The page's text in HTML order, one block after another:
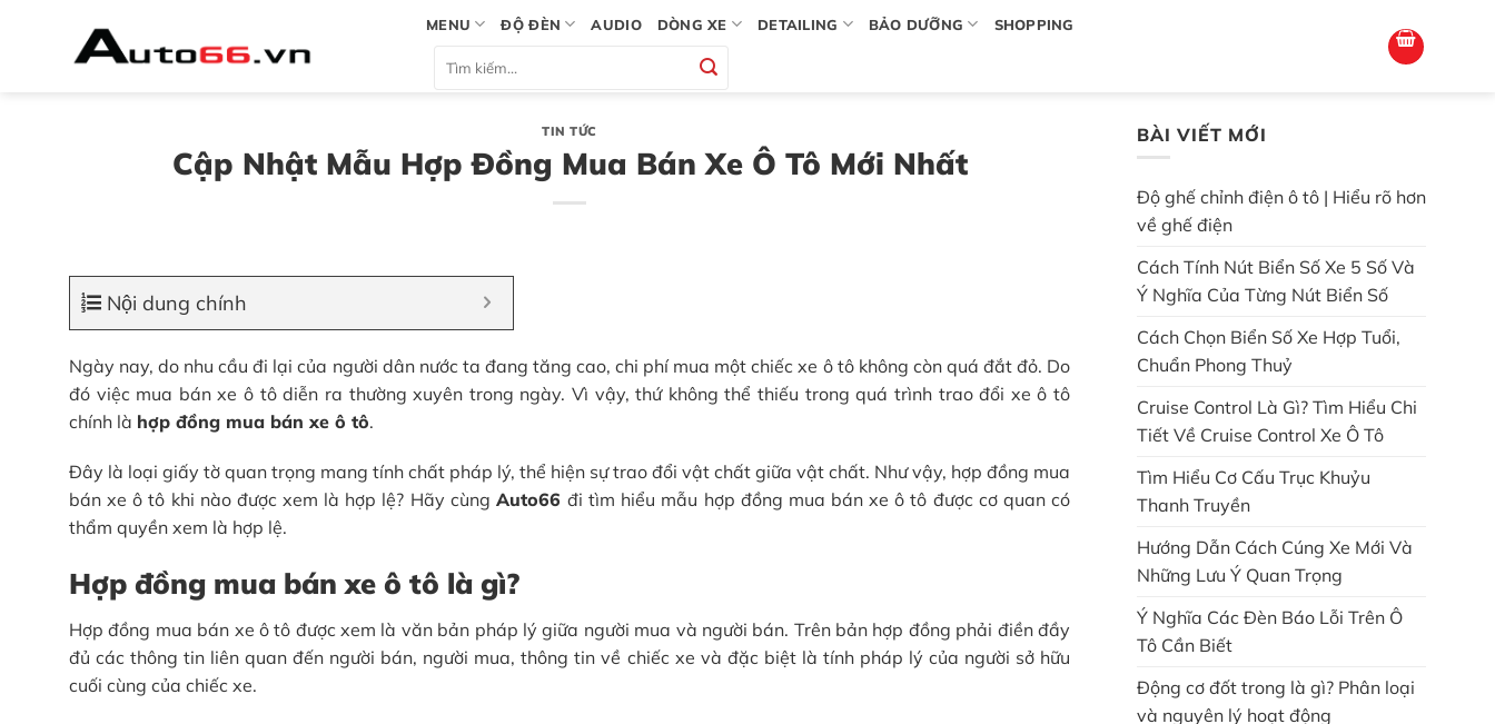
MENU ĐỘ ĐÈN AUDIO DÒNG XE DETAILING BẢO DƯỠNG SHOPPING
kiếm:
TIN TỨC
Cập Nhật Mẫu Hợp Đồng Mua Bán Xe Ô Tô Mới Nhất
Nội dung chính
Ngày nay, do nhu cầu đi lại của người dân nước ta đang tăng cao, chi phí mua một chiếc xe ô tô không còn quá đắt đỏ. Do
đó việc mua bán xe ô tô diễn ra thường xuyên trong ngày. Vì vậy, thứ không thể thiếu trong quá trình trao đổi xe ô tô
chính là hợp đồng mua bán xe ô tô.
Đây là loại giấy tờ quan trọng mang tính chất pháp lý, thể hiện sự trao đổi vật chất giữa vật chất. Như vậy, hợp đồng mua
bán xe ô tô khi nào được xem là hợp lệ? Hãy cùng Auto66đi tìm hiểu mẫu hợp đồng mua bán xe ô tô được cơ quan có
thẩm quyền xem là hợp lệ.
Hợp đồng mua bán xe ô tô là gì?
Hợp đồng mua bán xe ô tô được xem là văn bản pháp lý giữa người mua và người bán. Trên bản hợp đồng phải điền đầy
đủ các thông tin liên quan đến người bán, người mua, thông tin về chiếc xe và đặc biệt là tính pháp lý của người sở hữu
cuối cùng của chiếc xe.
BÀI VIẾT MỚI
Độ ghế chỉnh điện ô tô | Hiểu rõ hơn
về ghế điện
Cách Tính Nút Biển Số Xe 5 Số Và
Ý Nghĩa Của Từng Nút Biển Số
Cách Chọn Biển Số Xe Hợp Tuổi,
Chuẩn Phong Thuỷ
Cruise Control Là Gì? Tìm Hiểu Chi
Tiết Về Cruise Control Xe Ô Tô
Tìm Hiểu Cơ Cấu Trục Khuỷu
Thanh Truyền
Hướng Dẫn Cách Cúng Xe Mới Và
Những Lưu Ý Quan Trọng
Ý Nghĩa Các Đèn Báo Lỗi Trên Ô
Tô Cần Biết
Động cơ đốt trong là gì? Phân loại
và nguyên lý hoạt động